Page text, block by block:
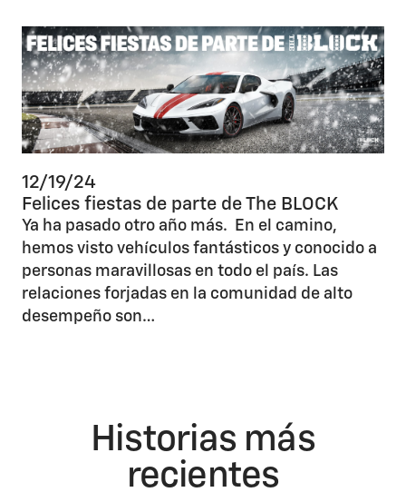
12/19/24
Felices fiestas de parte de The BLOCK
Ya ha pasado otro año más. En el camino,
hemos visto vehículos fantásticos y conocido a
personas maravillosas en todo el país. Las
relaciones forjadas en la comunidad de alto
desempeño son…
Historias más
recientes